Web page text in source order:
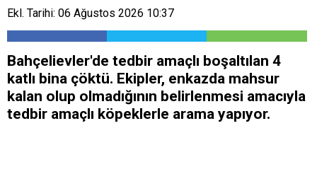
Ekl. Tarihi: 06 Ağustos 2026 10:37
Bahçelievler'de tedbir amaçlı boşaltılan 4
katlı bina çöktü. Ekipler, enkazda mahsur
kalan olup olmadığının belirlenmesi amacıyla
tedbir amaçlı köpeklerle arama yapıyor.